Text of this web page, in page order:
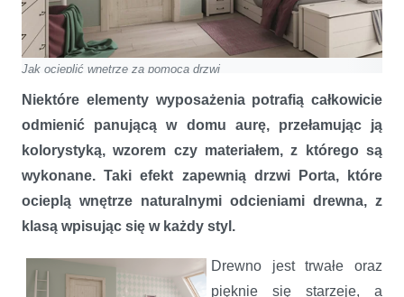
Jak ocieplić wnętrze za pomocą drzwi
Niektóre elementy wyposażenia potrafią całkowicie
odmienić panującą w domu aurę, przełamując ją
kolorystyką, wzorem czy materiałem, z którego są
wykonane. Taki efekt zapewnią drzwi Porta, które
ocieplą wnętrze naturalnymi odcieniami drewna, z
klasą wpisując się w każdy styl.
Drewno jest trwałe oraz
pięknie się starzeje, a